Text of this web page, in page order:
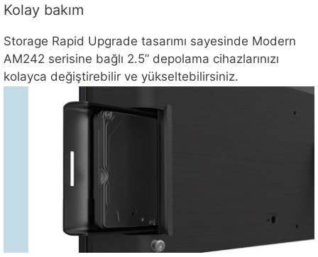
Kolay bakım
Storage Rapid Upgrade tasarımı sayesinde Modern
AM242 serisine bağlı 2.5” depolama cihazlarınızı
kolayca değiştirebilir ve yükseltebilirsiniz.